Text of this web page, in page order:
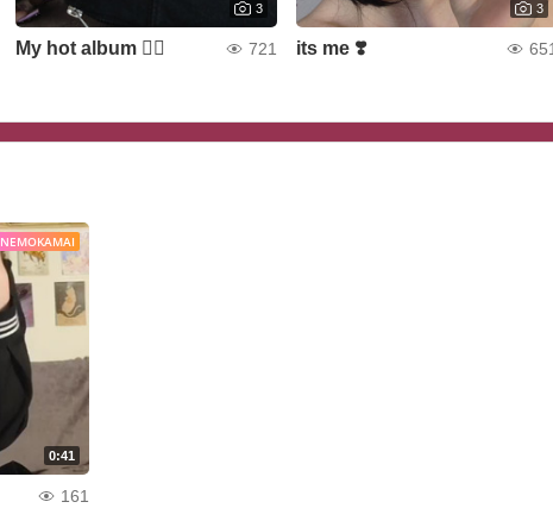
3
My hot album ❤️‍🔥 721
3
its me ❣️
NEMOKAMAI
0:41
161